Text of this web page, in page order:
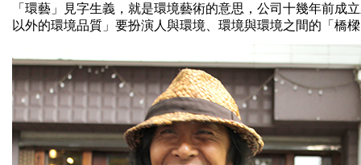
「環藝」見字生義，就是環境藝術的意思，公司十幾年前成
以外的環境品質」 要扮演人與環境、環境與環境之間的「橋